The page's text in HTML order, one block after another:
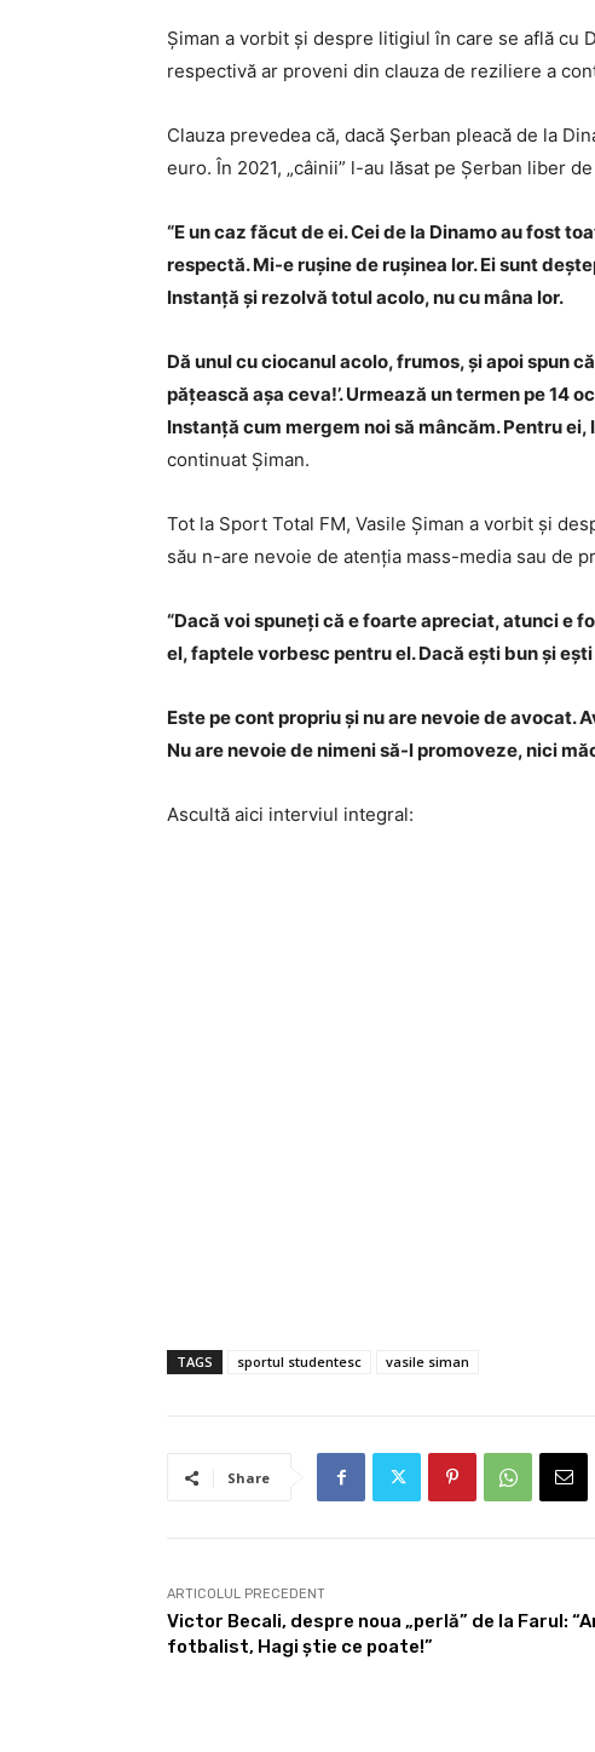
Șiman a vorbit și despre litigiul în care se află cu
respectivă ar proveni din clauza de reziliere a
Clauza prevedea că, dacă Şerban pleacă de la
euro. În 2021, „câinii” l-au lăsat pe Șerban liber
“E un caz făcut de ei. Cei de la Dinamo au fost
respectă. Mi-e rușine de rușinea lor. Ei sunt
Instanță și rezolvă totul acolo, nu cu mâna lor.
Dă unul cu ciocanul acolo, frumos, și apoi spun
pățească așa ceva!’. Urmează un termen pe 14
Instanță cum mergem noi să mâncăm. Pentru
continuat Șiman.
Tot la Sport Total FM, Vasile Șiman a vorbit și
său n-are nevoie de atenția mass-media sau de
“Dacă voi spuneți că e foarte apreciat, atunci e
el, faptele vorbesc pentru el. Dacă ești bun și
Este pe cont propriu și nu are nevoie de avocat.
Nu are nevoie de nimeni să-l promoveze, nici
Ascultă aici interviul integral:
TAGS sportul studentesc vasile siman
Share
ARTICOLUL PRECEDENT
Victor Becali, despre noua „perlă” de la Farul:
fotbalist, Hagi știe ce poate!”